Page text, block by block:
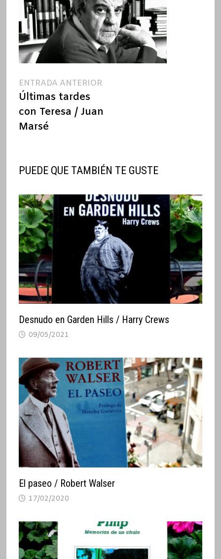
Navegación
de
entradas
ENTRADA ANTERIOREntrada
Últimas tardes
con Teresa / Juan
Marsé
PUEDE QUE TAMBIÉN TE GUSTE
Desnudo en Garden Hills / Harry Crews
09/05/2021
El paseo / Robert Walser
17/02/2020